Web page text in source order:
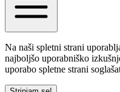
Na naši spletni strani
najboljšo uporabniško
uporabo spletne strani